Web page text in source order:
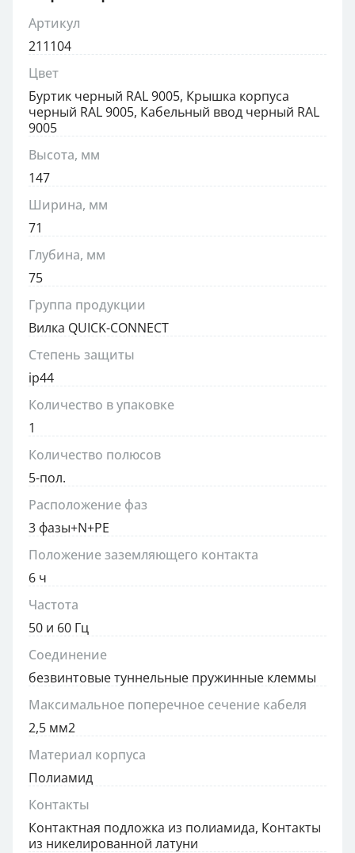
Артикул
211104
Цвет
Буртик черный RAL 9005, Крышка корпуса
черный RAL 9005, Кабельный ввод черный RAL
9005
Высота, мм
147
Ширина, мм
71
Глубина, мм
75
Группа продукции
Вилка QUICK-CONNECT
Степень защиты
ip44
Количество в упаковке
1
Количество полюсов
5-пол.
Расположение фаз
3 фазы+N+PE
Положение заземляющего контакта
6 ч
Частота
50 и 60 Гц
Соединение
безвинтовые туннельные пружинные клеммы
Максимальное поперечное сечение кабеля
2,5 мм2
Материал корпуса
Полиамид
Контакты
Контактная подложка из полиамида, Контакты
из никелированной латуни